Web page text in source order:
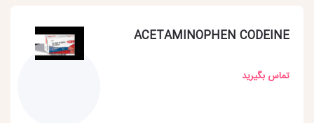
ACETAMINOPHEN CODEINE
تماس بگیرید